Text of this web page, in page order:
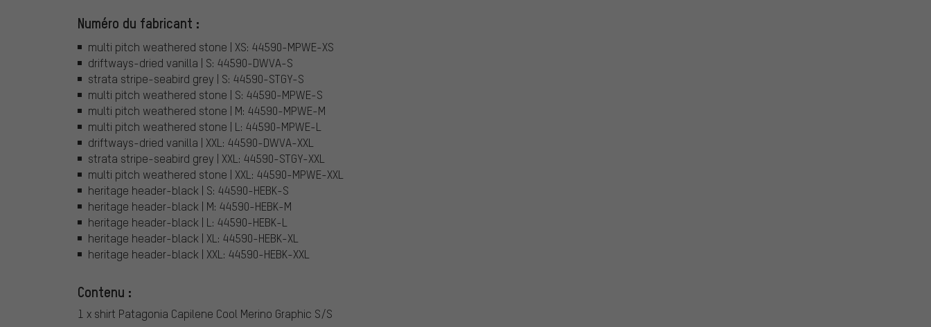
Numéro du fabricant :
multi pitch weathered stone | XS: 44590-MPWE-XS
driftways-dried vanilla | S: 44590-DWVA-S
strata stripe-seabird grey | S: 44590-STGY-S
multi pitch weathered stone | S: 44590-MPWE-S
multi pitch weathered stone | M: 44590-MPWE-M
multi pitch weathered stone | L: 44590-MPWE-L
driftways-dried vanilla | XXL: 44590-DWVA-XXL
strata stripe-seabird grey | XXL: 44590-STGY-XXL
multi pitch weathered stone | XXL: 44590-MPWE-XXL
heritage header-black | S: 44590-HEBK-S
heritage header-black | M: 44590-HEBK-M
heritage header-black | L: 44590-HEBK-L
heritage header-black | XL: 44590-HEBK-XL
heritage header-black | XXL: 44590-HEBK-XXL
Contenu :
1 x shirt Patagonia Capilene Cool Merino Graphic S/S